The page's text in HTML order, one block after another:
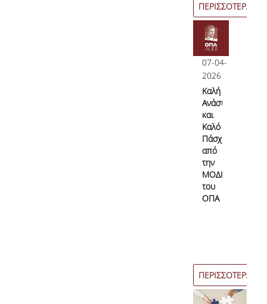
ΠΕΡΙΣΣΟΤΕΡΑ
07-04-
2026
Καλή
Ανάσταση
και
Καλό
Πάσχα
από
την
ΜΟΔΙΠ
του
ΟΠΑ
ΠΕΡΙΣΣΟΤΕΡΑ